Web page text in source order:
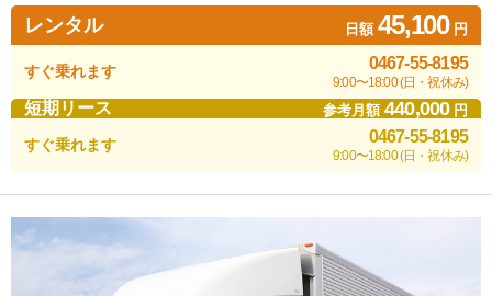
レンタル 日額45,100円
すぐ乗れます 0467-55-8195
9:00〜18:00 (日・祝休み)
短期リース 参考月額440,000円
すぐ乗れます 0467-55-8195
9:00〜18:00 (日・祝休み)